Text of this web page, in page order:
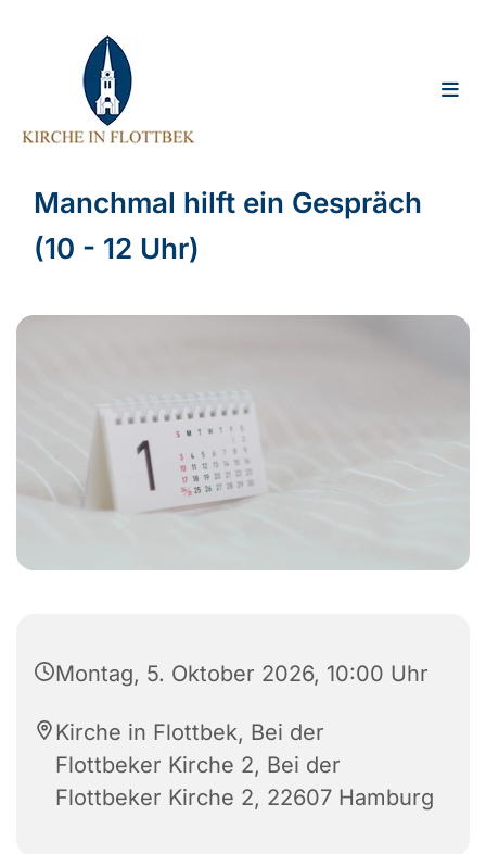
Manchmal hilft ein Gespräch
(10 - 12 Uhr)
Montag, 5. Oktober 2026, 10:00 Uhr
Kirche in Flottbek, Bei der
Flottbeker Kirche 2, Bei der
Flottbeker Kirche 2, 22607 Hamburg